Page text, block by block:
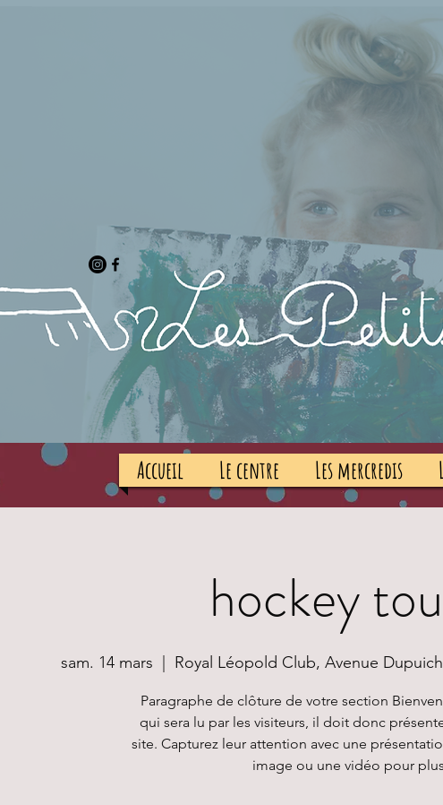
Accueil Le centre Les mercredis
hockey
sam. 14 mars Royal Léopold Club, Avenue
Paragraphe de clôture de votre section
qui sera lu par les visiteurs, il doit donc
site. Capturez leur attention avec une
image ou une vidéo pour